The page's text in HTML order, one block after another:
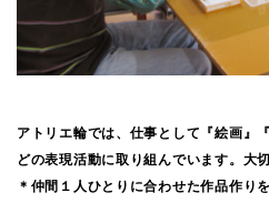
アトリエ輪では、仕事として『絵画』
どの表現活動に取り組んでいます。大
＊仲間１人ひとりに合わせた作品作り